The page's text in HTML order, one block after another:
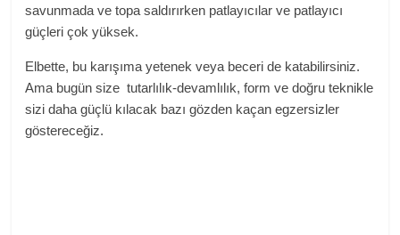
savunmada ve topa saldırırken patlayıcılar ve patlayıcı
güçleri çok yüksek.
Elbette, bu karışıma yetenek veya beceri de katabilirsiniz.
Ama bugün size tutarlılık-devamlılık, form ve doğru teknikle
sizi daha güçlü kılacak bazı gözden kaçan egzersizler
göstereceğiz.